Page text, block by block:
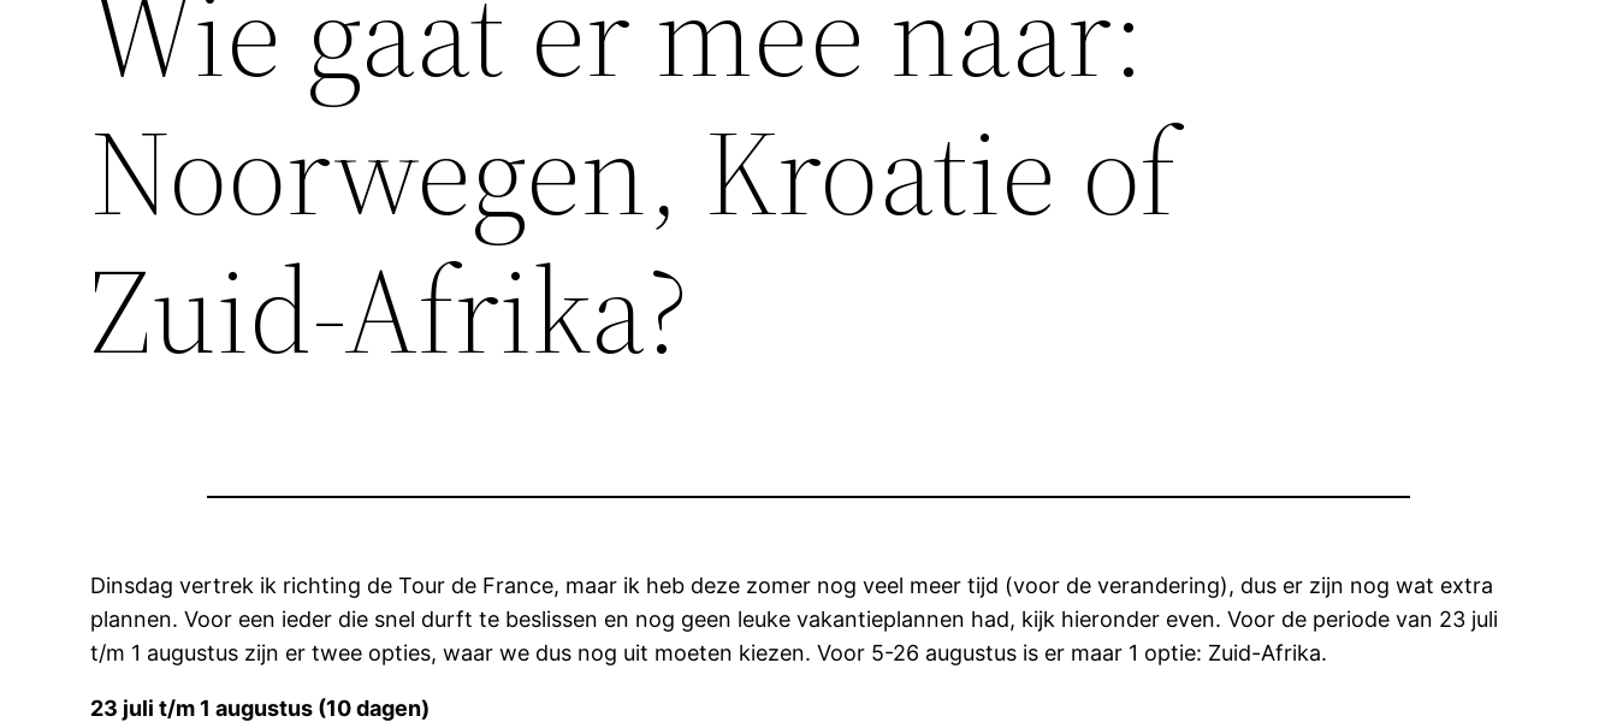
Wie gaat er mee naar:
Noorwegen, Kroatie of
Zuid-Afrika?
Dinsdag vertrek ik richting de Tour de France, maar ik heb deze zomer nog veel meer tijd (voor de verandering), dus er zijn nog wat extra
plannen. Voor een ieder die snel durft te beslissen en nog geen leuke vakantieplannen had, kijk hieronder even. Voor de periode van 23 juli
t/m 1 augustus zijn er twee opties, waar we dus nog uit moeten kiezen. Voor 5-26 augustus is er maar 1 optie: Zuid-Afrika.
23 juli t/m 1 augustus (10 dagen)